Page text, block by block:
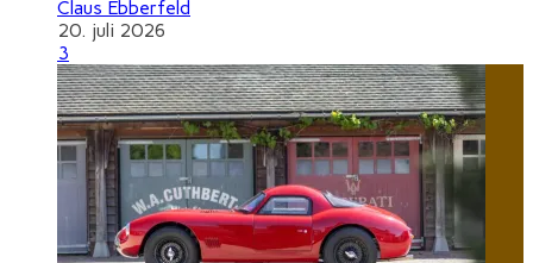
Claus Ebberfeld
20. juli 2026
3